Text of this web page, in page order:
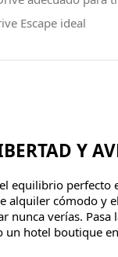
Escape ideal
Y
equilibrio perfecto
alquiler cómodo y
nunca verías.
hotel boutique